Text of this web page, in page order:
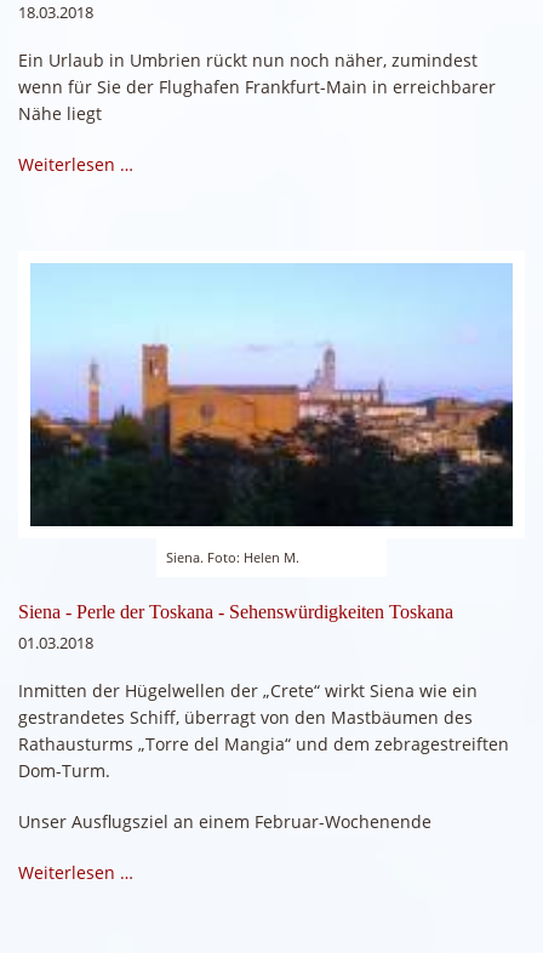
18.03.2018
Ein Urlaub in Umbrien rückt nun noch näher, zumindest
wenn für Sie der Flughafen Frankfurt-Main in erreichbarer
Nähe liegt
Weiterlesen …
Siena. Foto: Helen M.
Siena - Perle der Toskana - Sehenswürdigkeiten Toskana
01.03.2018
Inmitten der Hügelwellen der „Crete“ wirkt Siena wie ein
gestrandetes Schiff, überragt von den Mastbäumen des
Rathausturms „Torre del Mangia“ und dem zebragestreiften
Dom-Turm.
Unser Ausflugsziel an einem Februar-Wochenende
Weiterlesen …